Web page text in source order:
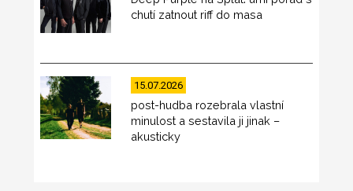
chutí zatnout riff do masa
15.07.2026
post-hudba rozebrala vlastní
minulost a sestavila ji jinak –
akusticky